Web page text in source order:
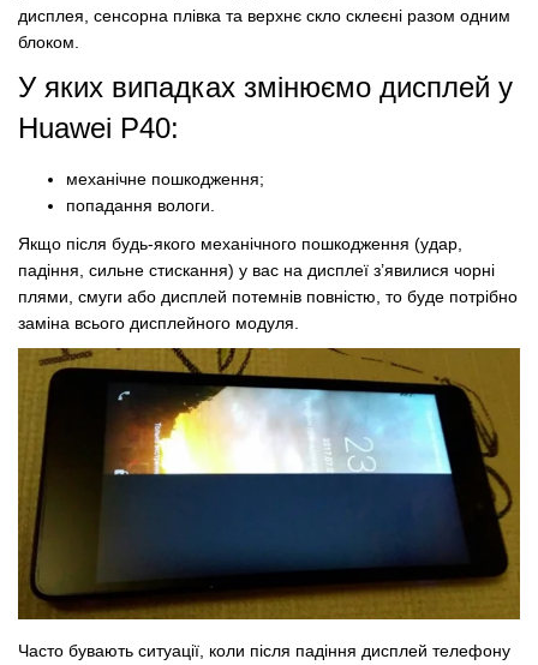
дисплея, сенсорна плівка та верхнє скло склеєні разом одним
блоком.
У яких випадках змінюємо дисплей у
Huawei P40:
механічне пошкодження;
попадання вологи.
Якщо після будь-якого механічного пошкодження (удар,
падіння, сильне стискання) у вас на дисплеї з’явилися чорні
плями, смуги або дисплей потемнів повністю, то буде потрібно
заміна всього дисплейного модуля.
Часто бувають ситуації, коли після падіння дисплей телефону